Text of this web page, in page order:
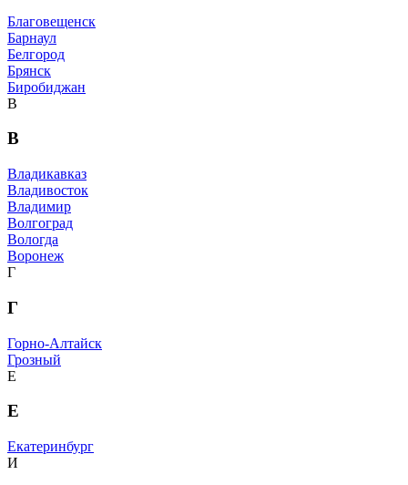
Благовещенск
Барнаул
Белгород
Брянск
Биробиджан
В
В
Владикавказ
Владивосток
Владимир
Волгоград
Вологда
Воронеж
Г
Г
Горно-Алтайск
Грозный
Е
Е
Екатеринбург
И